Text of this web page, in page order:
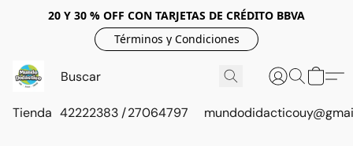
20 Y 30 % OFF CON TARJETAS DE CRÉDITO BBVA
Términos y Condiciones
Tienda 42222383 / 27064797